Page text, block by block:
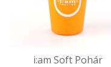
i:am Soft Pohár